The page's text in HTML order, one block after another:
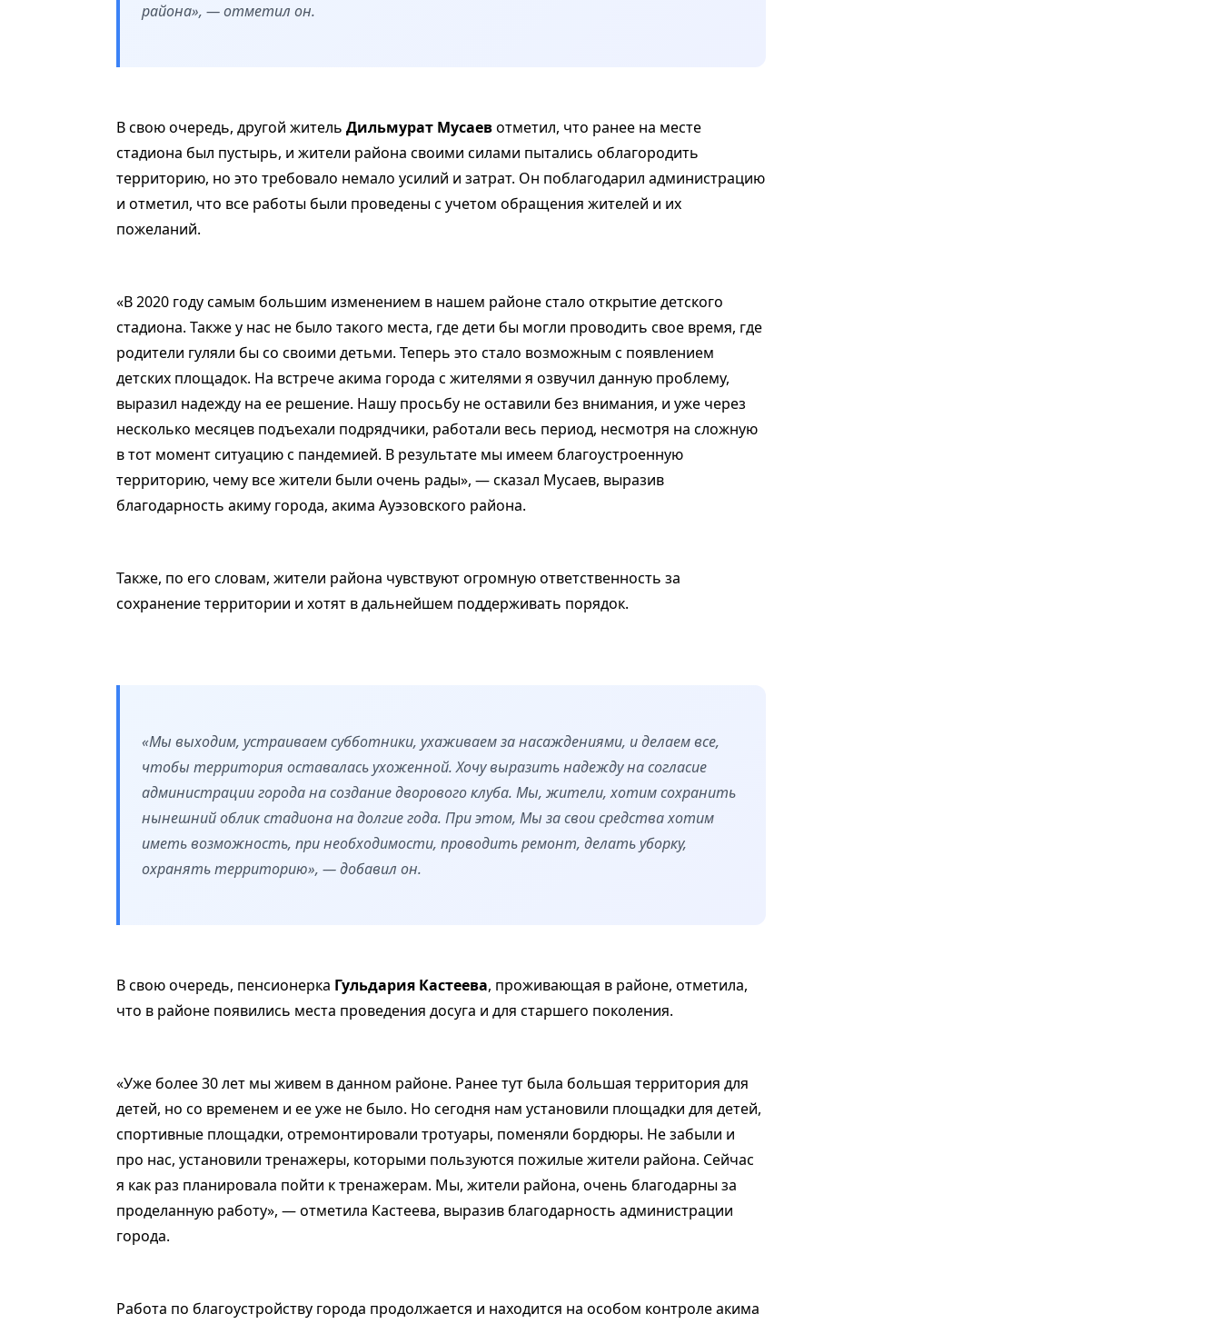
района», — отметил он.
В свою очередь, другой житель Дильмурат Мусаевотметил, что ранее на месте
стадиона был пустырь, и жители района своими силами пытались облагородить
территорию, но это требовало немало усилий и затрат. Он поблагодарил администрацию
и отметил, что все работы были проведены с учетом обращения жителей и их
пожеланий.
«В 2020 году самым большим изменением в нашем районе стало открытие детского
стадиона. Также у нас не было такого места, где дети бы могли проводить свое время, где
родители гуляли бы со своими детьми. Теперь это стало возможным с появлением
детских площадок. На встрече акима города с жителями я озвучил данную проблему,
выразил надежду на ее решение. Нашу просьбу не оставили без внимания, и уже через
несколько месяцев подъехали подрядчики, работали весь период, несмотря на сложную
в тот момент ситуацию с пандемией. В результате мы имеем благоустроенную
территорию, чему все жители были очень рады», — сказал Мусаев, выразив
благодарность акиму города, акима Ауэзовского района.
Также, по его словам, жители района чувствуют огромную ответственность за
сохранение территории и хотят в дальнейшем поддерживать порядок.
«Мы выходим, устраиваем субботники, ухаживаем за насаждениями, и делаем все,
чтобы территория оставалась ухоженной. Хочу выразить надежду на согласие
администрации города на создание дворового клуба. Мы, жители, хотим сохранить
нынешний облик стадиона на долгие года. При этом, Мы за свои средства хотим
иметь возможность, при необходимости, проводить ремонт, делать уборку,
охранять территорию», — добавил он.
В свою очередь, пенсионерка Гульдария Кастеева, проживающая в районе, отметила,
что в районе появились места проведения досуга и для старшего поколения.
«Уже более 30 лет мы живем в данном районе. Ранее тут была большая территория для
детей, но со временем и ее уже не было. Но сегодня нам установили площадки для детей,
спортивные площадки, отремонтировали тротуары, поменяли бордюры. Не забыли и
про нас, установили тренажеры, которыми пользуются пожилые жители района. Сейчас
я как раз планировала пойти к тренажерам. Мы, жители района, очень благодарны за
проделанную работу», — отметила Кастеева, выразив благодарность администрации
города.
Работа по благоустройству города продолжается и находится на особом контроле акима